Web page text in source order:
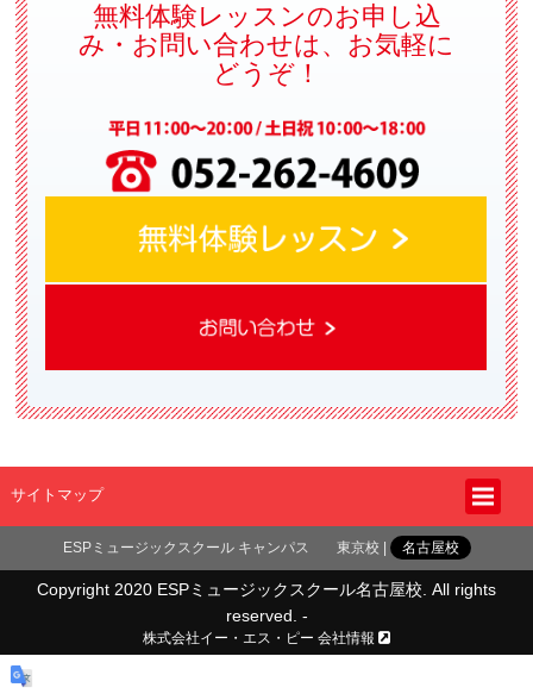
無料体験レッスンのお申し込
み・お問い合わせは、お気軽に
どうぞ！
サイトマップ
ESPミュージックスクール キャンパス 東京校 名古屋校
Copyright 2020 ESPミュージックスクール名古屋校. All rights
reserved. -
株式会社イー・エス・ピー 会社情報